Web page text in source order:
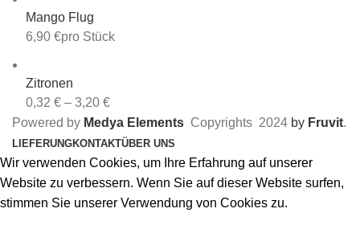
Mango Flug
6,90 €pro Stück
Zitronen
0,32 € – 3,20 €
Powered by Medya Elements Copyrights 2024 by Fruvit.
LIEFERUNGKONTAKTÜBER UNS
Wir verwenden Cookies, um Ihre Erfahrung auf unserer
Website zu verbessern. Wenn Sie auf dieser Website surfen,
stimmen Sie unserer Verwendung von Cookies zu.